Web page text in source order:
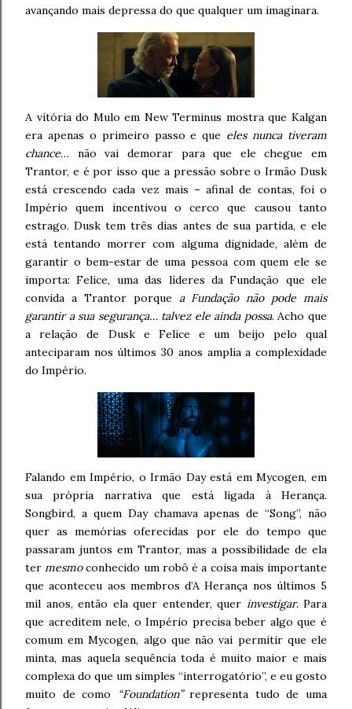
avançando mais depressa do que qualquer um imaginara.
A vitória do Mulo em New Terminus mostra que Kalgan
era apenas o primeiro passo e que eles nunca tiveram
chance… não vai demorar para que ele chegue em
Trantor, e é por isso que a pressão sobre o Irmão Dusk
está crescendo cada vez mais – afinal de contas, foi o
Império quem incentivou o cerco que causou tanto
estrago. Dusk tem três dias antes de sua partida, e ele
está tentando morrer com alguma dignidade, além de
garantir o bem-estar de uma pessoa com quem ele se
importa: Felice, uma das líderes da Fundação que ele
convida a Trantor porque a Fundação não pode mais
garantir a sua segurança… talvez ele ainda possa. Acho que
a relação de Dusk e Felice e um beijo pelo qual
anteciparam nos últimos 30 anos amplia a complexidade
do Império.
Falando em Império, o Irmão Day está em Mycogen, em
sua própria narrativa que está ligada à Herança.
Songbird, a quem Day chamava apenas de “Song”, não
quer as memórias oferecidas por ele do tempo que
passaram juntos em Trantor, mas a possibilidade de ela
ter mesmoconhecido um robô é a coisa mais importante
que aconteceu aos membros d’A Herança nos últimos 5
mil anos, então ela quer entender, quer investigar. Para
que acreditem nele, o Império precisa beber algo que é
comum em Mycogen, algo que não vai permitir que ele
minta, mas aquela sequência toda é muito maior e mais
complexa do que um simples “interrogatório”, e eu gosto
muito de como
“Foundation”representa tudo de uma